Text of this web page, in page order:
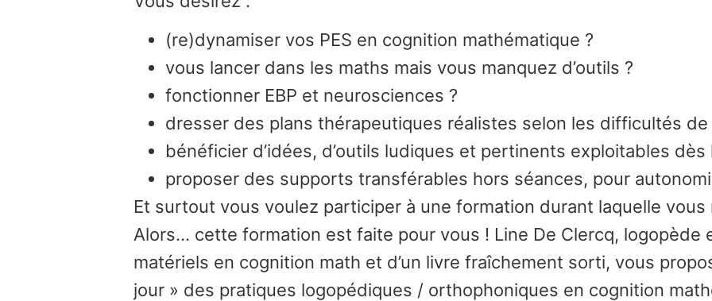
(re)dynamiser vos PES en cognition mathématique ?
vous lancer dans les maths mais vous manquez d’outils ?
fonctionner EBP et neurosciences ?
dresser des plans thérapeutiques réalistes selon les difficultés
bénéficier d’idées, d’outils ludiques et pertinents exploitables
proposer des supports transférables hors séances, pour
Et surtout vous voulez participer à une formation durant laquelle vous
Alors… cette formation est faite pour vous ! Line De Clercq, logopède
matériels en cognition math et d’un livre fraîchement sorti, vous
jour » des pratiques logopédiques / orthophoniques en cognition